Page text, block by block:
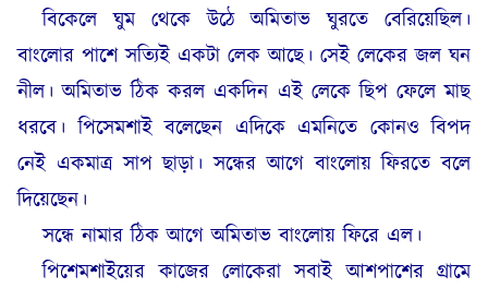
বিকেলে ঘুম থেকে উঠে অমিতাভ ঘুরতে বেরিয়েছিল।
বাংলোর পাশে সত্যিই একটা লেক আছে। সেই লেকের জল ঘন
নীল। অমিতাভ ঠিক করল একদিন এই লেকে ছিপ ফেলে মাছ
ধরবে। পিসেমশাই বলেছেন এদিকে এমনিতে কোনও বিপদ
নেই একমাত্র সাপ ছাড়া। সন্ধের আগে বাংলোয় ফিরতে বলে
দিয়েছেন।
সন্ধে নামার ঠিক আগে অমিতাভ বাংলোয় ফিরে এল।
পিশেমশাইয়ের কাজের লোকেরা সবাই আশপাশের গ্রামে